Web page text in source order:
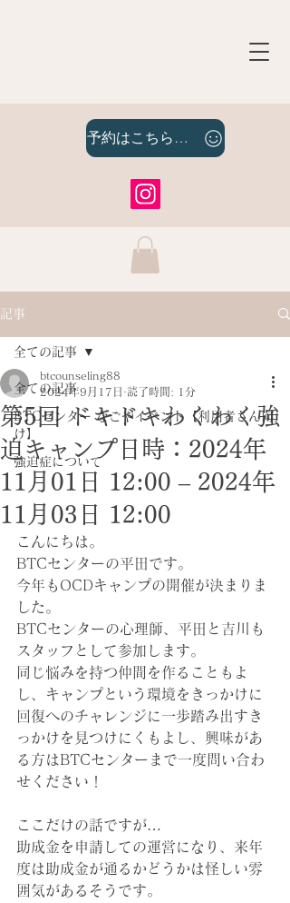
予約はこちらをクリック
記事
全ての記事
BTCセンター なごやイベント【利用者さん向
け】
強迫症について
全ての記事
第5回 ドキドキわくわく強
迫キャンプ日時：2024年
11月01日 12:00 – 2024年
11月03日 12:00
btcounseling88
2024年9月17日
読了時間: 1分
こんにちは。
BTCセンターの平田です。
今年もOCDキャンプの開催が決まりま
した。
BTCセンターの心理師、平田と吉川も
スタッフとして参加します。
同じ悩みを持つ仲間を作ることもよ
し、キャンプという環境をきっかけに
回復へのチャレンジに一歩踏み出すき
っかけを見つけにくもよし、興味があ
る方はBTCセンターまで一度問い合わ
せください！
ここだけの話ですが…
助成金を申請しての運営になり、来年
度は助成金が通るかどうかは怪しい雰
囲気があるそうです。